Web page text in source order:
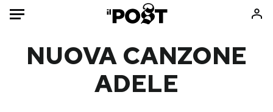
NUOVA CANZONE
ADELE